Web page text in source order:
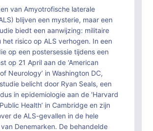
van Amyotrofische laterale
blijven een mysterie, maar een
biedt een aanwijzing: militaire
het risico op ALS verhogen. In een
op een postersessie tijdens een
op 21 April aan de ‘American
Neurology’ in Washington DC,
belicht door Ryan Seals, een
in epidemiologie aan de ‘Harvard
Health’ in Cambridge en zijn
de ALS-gevallen in de hele
Denemarken. De behandelde